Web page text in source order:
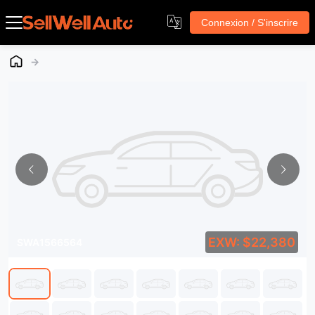
Connexion / S'inscrire
→
EXW: $22,380